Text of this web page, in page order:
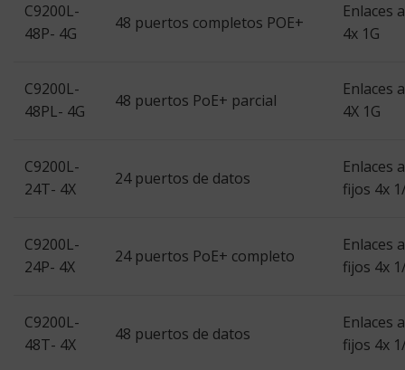
C9200L-
48P- 4G
48 puertos completos POE+
Enlaces
4x 1G
C9200L-
48PL- 4G
48 puertos PoE+ parcial
Enlaces
4X 1G
C9200L-
24T- 4X
24 puertos de datos
Enlaces
fijos 4x
C9200L-
24P- 4X
24 puertos PoE+ completo
Enlaces
fijos 4x
C9200L-
48T- 4X
48 puertos de datos
Enlaces
fijos 4x